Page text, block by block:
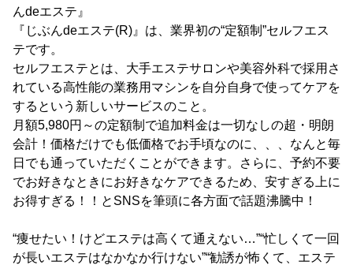
んdeエステ』
『じぶんdeエステ(R)』は、業界初の“定額制”セルフエス
テです。
セルフエステとは、大手エステサロンや美容外科で採用さ
れている高性能の業務用マシンを自分自身で使ってケアを
するという新しいサービスのこと。
月額5,980円～の定額制で追加料金は一切なしの超・明朗
会計！価格だけでも低価格でお手頃なのに、、、なんと毎
日でも通っていただくことができます。さらに、予約不要
でお好きなときにお好きなケアできるため、安すぎる上に
お得すぎる！！とSNSを筆頭に各方面で話題沸騰中！
“痩せたい！けどエステは高くて通えない…”“忙しくて一回
が長いエステはなかなか行けない”“勧誘が怖くて、エステ